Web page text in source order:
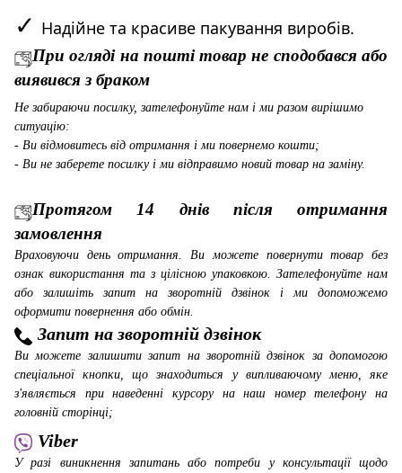
✓ Надійне та красиве пакування виробів.
При огляді на пошті товар не сподобався або
виявився з браком
Не забираючи посилку, зателефонуйте нам і ми разом вирішимо
ситуацію:
- Ви відмовитесь від отримання і ми повернемо кошти;
- Ви не заберете посилку і ми відправимо новий товар на заміну.
Протягом 14 днів після отримання
замовлення
Враховуючи день отримання. Ви можете повернути товар без
ознак використання та з цілісною упаковкою. Зателефонуйте нам
або залишіть запит на зворотній дзвінок і ми допоможемо
оформити повернення або обмін.
Запит на зворотній дзвінок
Ви можете залишити запит на зворотній дзвінок за допомогою
спеціальної кнопки, що знаходиться у випливаючому меню, яке
з'являється при наведенні курсору на наш номер телефону на
головній сторінці;
Viber
У разі виникнення запитань або потреби у консультації щодо